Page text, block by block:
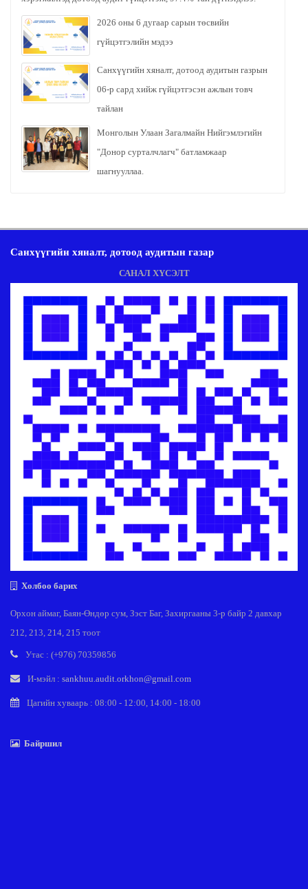
2026 оны 6 дугаар сарын төсвийн
гүйцэтгэлийн мэдээ
Санхүүгийн хяналт, дотоод аудитын газрын
06-р сард хийж гүйцэтгэсэн ажлын товч
тайлан
Монголын Улаан Загалмайн Нийгэмлэгийн
"Донор сурталчлагч" батламжаар
шагнууллаа.
Санхүүгийн хяналт, дотоод аудитын газар
САНАЛ ХҮСЭЛТ
Холбоо барих
Орхон аймаг, Баян-Өндөр сум, Зэст Баг, Захиргааны 3-р байр 2 давхар
212, 213, 214, 215 тоот
Утас : (+976) 70359856
И-мэйл : sankhuu.audit.orkhon@gmail.com
Цагийн хуваарь : 08:00 - 12:00, 14:00 - 18:00
Байршил